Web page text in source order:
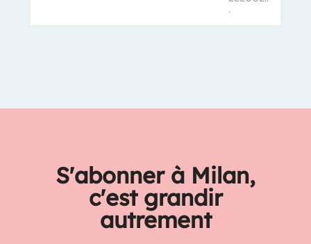
.
S'abonner à Milan,
c'est grandir
autrement